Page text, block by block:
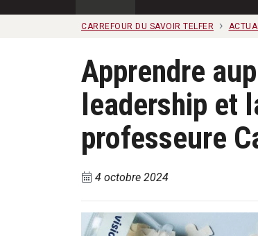
CARREFOUR DU SAVOIR TELFER
Apprendre
leadership et
professeure
4 octobre 2024